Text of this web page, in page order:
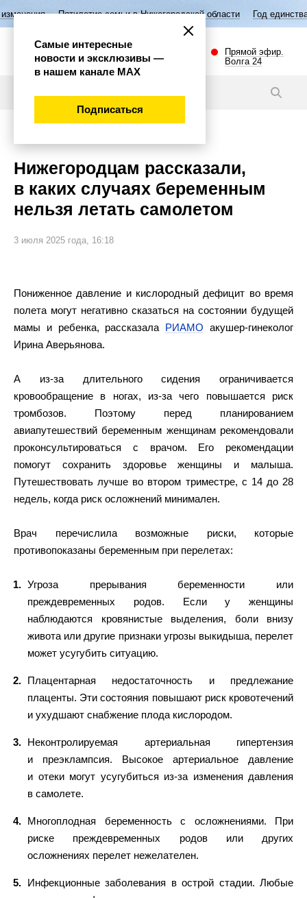
Пятилетие семьи в Нижегородской области Год единства народов
Прямой эфир.
Волга 24
Нижегородцам рассказали,
в каких случаях беременным
нельзя летать самолетом
3 июля 2025 года, 16:18
Пониженное давление и кислородный дефицит во время
полета могут негативно сказаться на состоянии будущей
мамы и ребенка, рассказала РИАМО акушер-гинеколог
Ирина Аверьянова.
А из-за длительного сидения ограничивается
кровообращение в ногах, из-за чего повышается риск
тромбозов. Поэтому перед планированием
авиапутешествий беременным женщинам рекомендовали
проконсультироваться с врачом. Его рекомендации
помогут сохранить здоровье женщины и малыша.
Путешествовать лучше во втором триместре, с 14 до 28
недель, когда риск осложнений минимален.
Врач перечислила возможные риски, которые
противопоказаны беременным при перелетах:
Угроза прерывания беременности или
преждевременных родов. Если у женщины
наблюдаются кровянистые выделения, боли внизу
живота или другие признаки угрозы выкидыша, перелет
может усугубить ситуацию.
Плацентарная недостаточность и предлежание
плаценты. Эти состояния повышают риск кровотечений
и ухудшают снабжение плода кислородом.
Неконтролируемая артериальная гипертензия
и преэклампсия. Высокое артериальное давление
и отеки могут усугубиться из-за изменения давления
в самолете.
Многоплодная беременность с осложнениями. При
риске преждевременных родов или других
осложнениях перелет нежелателен.
Инфекционные заболевания в острой стадии. Любые
Самые интересные
новости и эксклюзивы —
в нашем канале МАХ
Подписаться